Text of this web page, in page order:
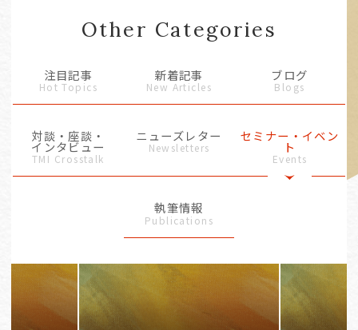
Other Categories
注目記事
Hot Topics
新着記事
New Articles
ブログ
Blogs
対談・座談・
インタビュー
TMI Crosstalk
ニューズレター
Newsletters
セミナー・イベン
ト
Events
執筆情報
Publications